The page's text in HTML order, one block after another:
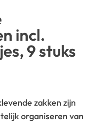
incl.
9 stuks
zakken zijn
organiseren van